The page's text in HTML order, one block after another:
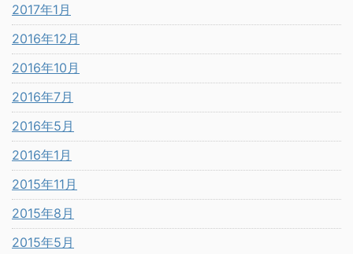
2017年1月
2016年12月
2016年10月
2016年7月
2016年5月
2016年1月
2015年11月
2015年8月
2015年5月